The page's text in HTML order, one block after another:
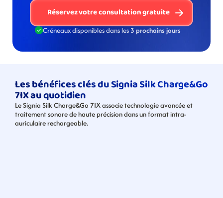
Réservez votre consultation gratuite
Créneaux disponibles dans les 3 prochains jours
Les bénéfices clés du Signia Silk Charge&Go
7IX au quotidien
Le Signia Silk Charge&Go 7IX associe technologie avancée et
traitement sonore de haute précision dans un format intra-
auriculaire rechargeable.